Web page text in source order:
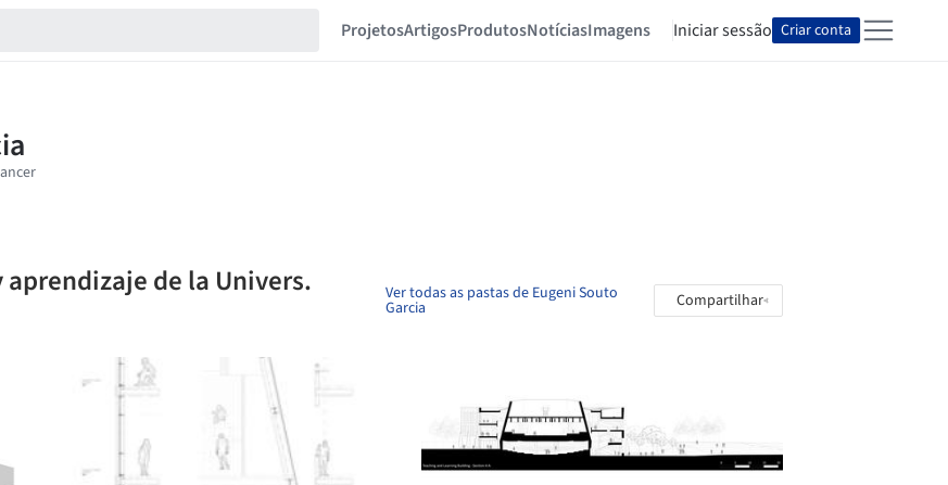
ProjetosArtigosProdutosNotíciasImagens Iniciar sessão Criar conta
de la Univers.
Ver todas as pastas de Eugeni Souto
Garcia Compartilhar